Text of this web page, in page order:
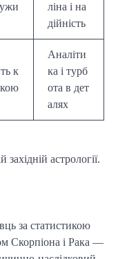
ліна і на
дійність
к
Аналіти
ка і турб
ота в дет
алях
астрології.
за статистикою
Скорпіона і Рака —